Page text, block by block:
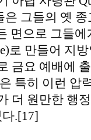
그들의 옛
면으로 그들
로 만들어 지
금요 예배에
특히 이런 압
더 원만한 행
.[17]